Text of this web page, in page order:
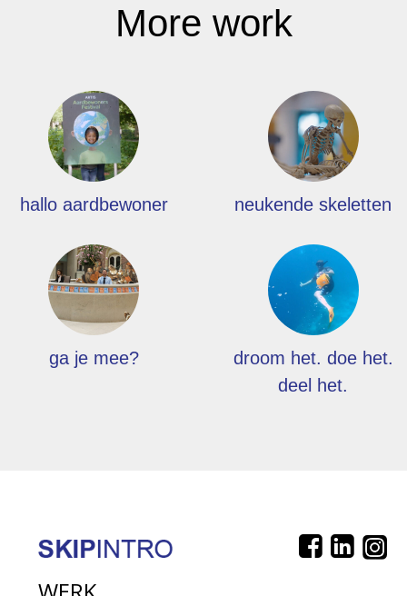
More work
hallo aardbewoner neukende skeletten
ga je mee?
droom het. doe het.
deel het.